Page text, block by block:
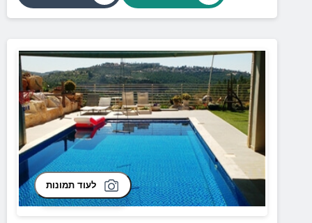
לעוד תמונות